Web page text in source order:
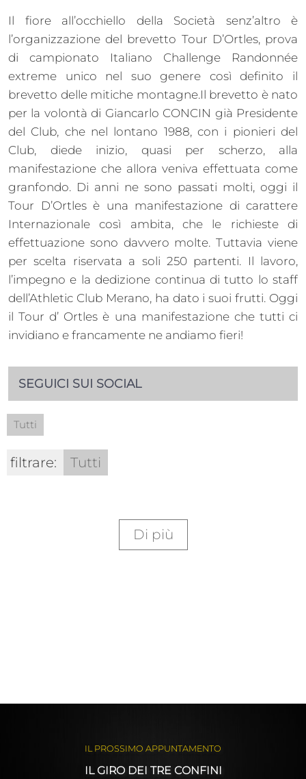
Il fiore all’occhiello della Società senz’altro è
l’organizzazione del brevetto Tour D’Ortles, prova
di campionato Italiano Challenge Randonnée
extreme unico nel suo genere così definito il
brevetto delle mitiche montagne.Il brevetto è nato
per la volontà di Giancarlo CONCIN già Presidente
del Club, che nel lontano 1988, con i pionieri del
Club, diede inizio, quasi per scherzo, alla
manifestazione che allora veniva effettuata come
granfondo. Di anni ne sono passati molti, oggi il
Tour D’Ortles è una manifestazione di carattere
Internazionale così ambita, che le richieste di
effettuazione sono davvero molte. Tuttavia viene
per scelta riservata a soli 250 partenti. Il lavoro,
l’impegno e la dedizione continua di tutto lo staff
dell’Athletic Club Merano, ha dato i suoi frutti. Oggi
il Tour d’ Ortles è una manifestazione che tutti ci
invidiano e francamente ne andiamo fieri!
SEGUICI SUI SOCIAL
Tutti
filtrare: Tutti
Di più
IL PROSSIMO APPUNTAMENTO
IL GIRO DEI TRE CONFINI